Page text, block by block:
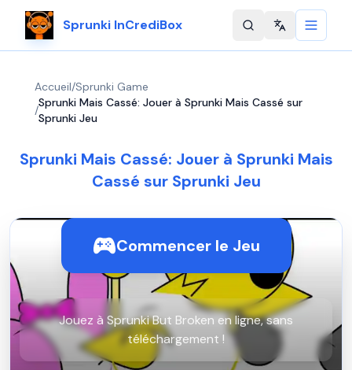
Sprunki InCrediBox Change
Accueil/Sprunki Game
/
Sprunki Mais Cassé: Jouer à Sprunki Mais Cassé sur
Sprunki Jeu
Sprunki Mais Cassé: Jouer à Sprunki Mais
Cassé sur Sprunki Jeu
Commencer le Jeu
Jouez à Sprunki But Broken en ligne, sans
téléchargement !